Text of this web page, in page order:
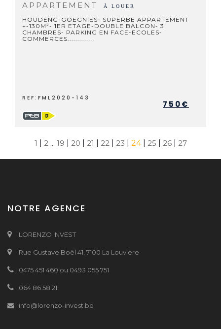
APPARTEMENT À LOUER
HOUDENG-GOEGNIES- SUPERBE APPARTEMENT
+-130M²- 1ER ETAGE-DOUBLE BALCON- 3
CHAMBRES- PARKING EN FACE-ECOLES-
COMMERCES..............
REF:FML2020-143
750€
1 2... 19 20 21 22| 23 24| 25 26| 27
NOTRE AGENCE
LORENZO INVEST
Rue Gustave Boël 41, 7100 La Louvière
0475 451 460 ou 0493 055 751
064 86 58 21
info@lorenzo-invest.be